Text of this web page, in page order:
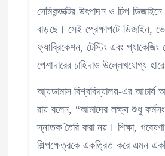
সেমিকন্ডাক্টর উৎপাদন ও চিপ
বাড়ছে। সেই প্রেক্ষাপটে ডিজাইন,
ফ্যাব্রিকেশন, টেস্টিং এবং প্যাকেজিং
পেশাদারের চাহিদাও উল্লেখযোগ্য
আ্যডামাস বিশ্ববিদ্যালয়-এর
রায় বলেন, “আমাদের লক্ষ্য শুধু
স্নাতক তৈরি করা নয়। শিক্ষা,
শিল্পক্ষেত্রকে একত্রিত করে এমন